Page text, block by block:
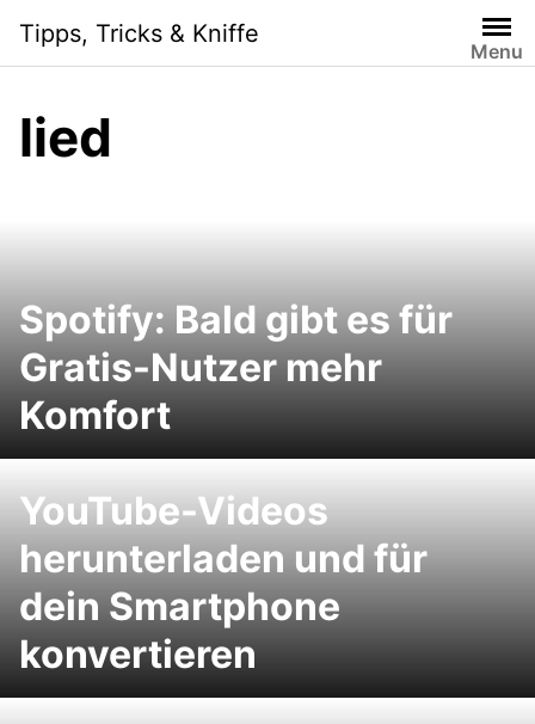
content
Tipps, Tricks & Kniffe
Menu
lied
Spotify: Bald gibt es für
Gratis-Nutzer mehr
Komfort
YouTube-Videos
herunterladen und für
dein Smartphone
konvertieren